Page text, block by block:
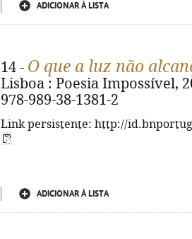
ADICIONAR À LISTA
14 - O que a luz não
Lisboa : Poesia Impossível,
978-989-38-1381-2
Link persistente: http://
ADICIONAR À LISTA